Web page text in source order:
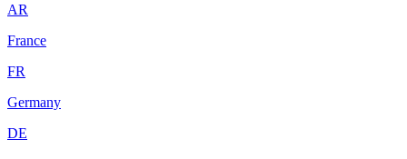
AR
France
FR
Germany
DE